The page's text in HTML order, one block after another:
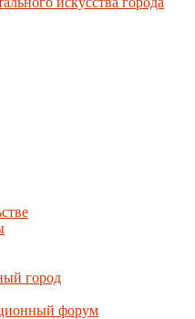
город
форум